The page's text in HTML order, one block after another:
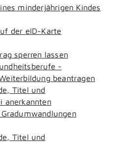
minderjährigen Kindes
der eID-Karte
sperren lassen
-
beantragen
Titel und
anerkannten
Titel und